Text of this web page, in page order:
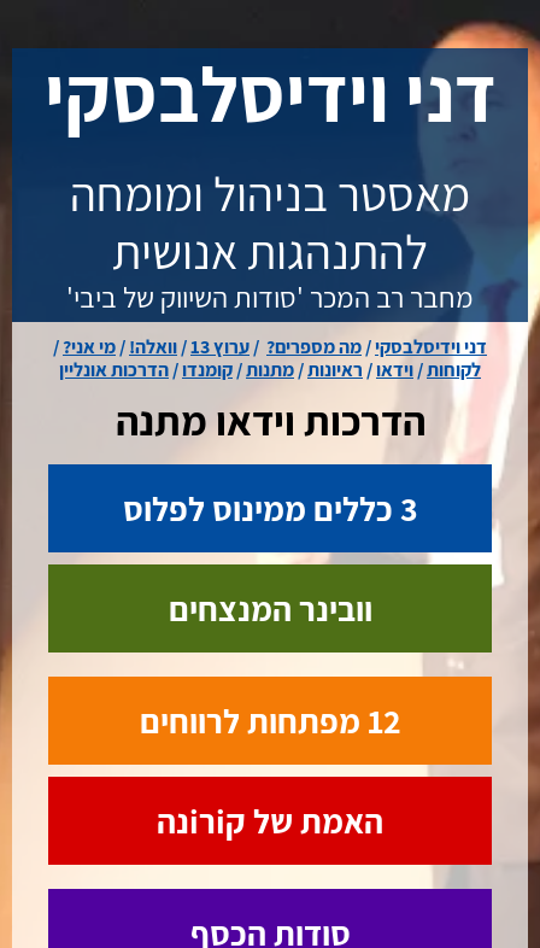
דני וידיסלבסקי
מאסטר בניהול ומומחה
להתנהגות אנושית
מחבר רב המכר 'סודות השיווק של ביבי'
דני וידיסלבסקי/מה מספרים? /ערוץ 13 /וואלה!/מי אני?/
לקוחות/וידאו/ ראיונות/מתנות/קומנדו/הדרכות אונליין
הדרכות וידאו מתנה
3 כללים ממינוס לפלוס
וובינר המנצחים
12 מפתחות לרווחים
האמת של קiרiנה
סודות הכסף